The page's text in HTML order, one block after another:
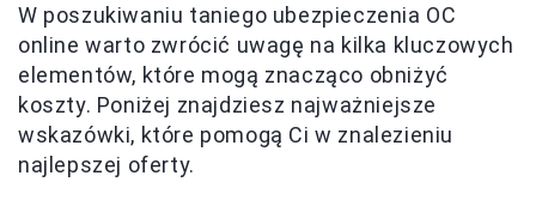
W poszukiwaniu taniego ubezpieczenia OC
online warto zwrócić uwagę na kilka kluczowych
elementów, które mogą znacząco obniżyć
koszty. Poniżej znajdziesz najważniejsze
wskazówki, które pomogą Ci w znalezieniu
najlepszej oferty.